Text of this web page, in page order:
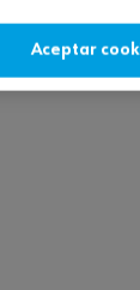
Aceptar